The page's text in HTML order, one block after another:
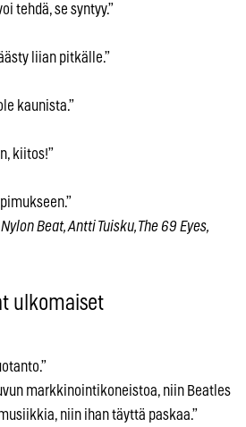
tehdä, se syntyy.”
liian pitkälle.”
kaunista.”
kiitos!”
Beat, Antti Tuisku, The 69 Eyes,
ulkomaiset
markkinointikoneistoa, niin Beatles
niin ihan täyttä paskaa.”